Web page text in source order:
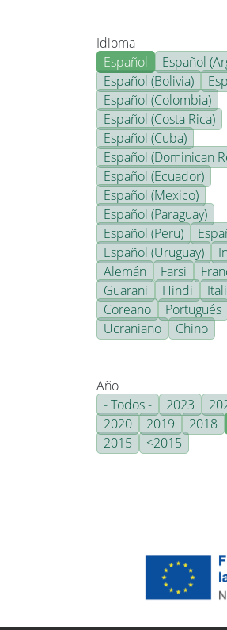
Idioma
Español
Español
Español (Bolivia)
Español (Colombia)
Español (Costa Rica)
Español (Cuba)
Español (Dominican
Español (Ecuador)
Español (Mexico)
Español (Paraguay)
Español (Peru)
Español (Uruguay)
Alemán
Farsi
Guarani
Hindi
Coreano
Portugués
Ucraniano
Chino
Año
- Todos -
2023
2020
2019 2018
2015
<2015